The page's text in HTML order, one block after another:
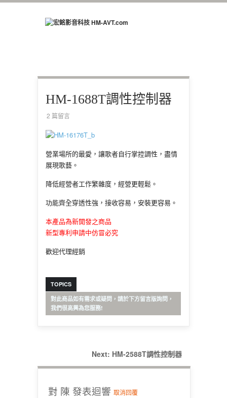
HM-1688T調性控制器
2 篇留言
營業場所的最愛，讓歌者自行掌控調性，盡情
展現歌藝。
降低經營者工作繁雜度，經營更輕鬆。
功能齊全穿透性強，接收容易，安裝更容易。
本產品為新開發之商品
新型專利申請中仿冒必究
歡迎代理經銷
TOPICS
對此商品如有需求或疑問，請於下方留言版詢問，
我們很高興為您服務!
Next: HM-2588T調性控制器
對 陳 發表迴響 取消回覆